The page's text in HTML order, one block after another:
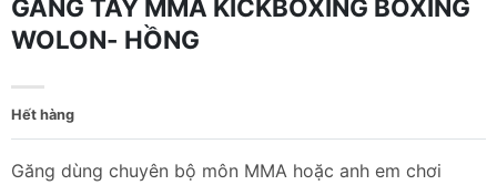
GĂNG TAY MMA KICKBOXING BOXING
WOLON- HỒNG
Găng dùng chuyên bộ môn MMA hoặc anh em chơi
Hết hàng